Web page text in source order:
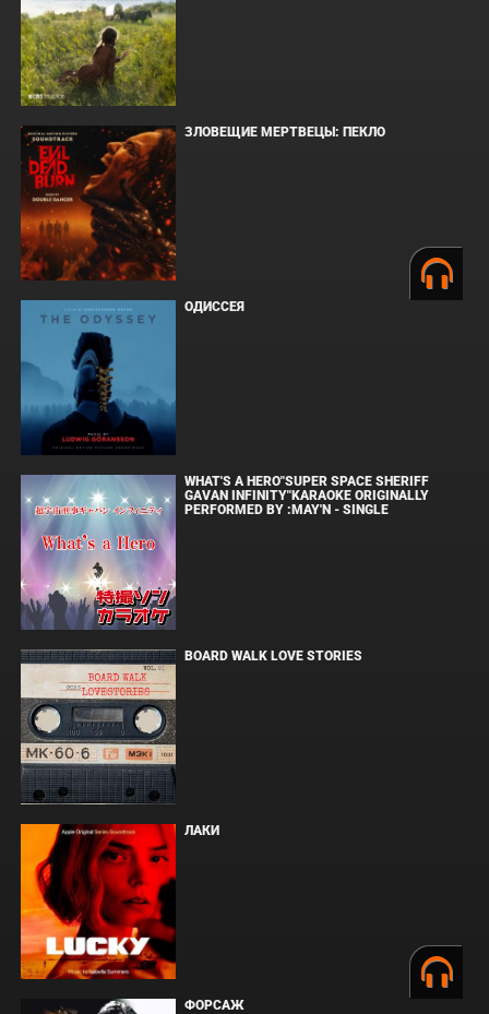
ЗЛОВЕЩИЕ МЕРТВЕЦЫ: ПЕКЛО
ОДИССЕЯ
WHAT'S A HERO"SUPER SPACE SHERIFF
GAVAN INFINITY"KARAOKE ORIGINALLY
PERFORMED BY :MAY'N - SINGLE
BOARD WALK LOVE STORIES
ЛАКИ
ФОРСАЖ